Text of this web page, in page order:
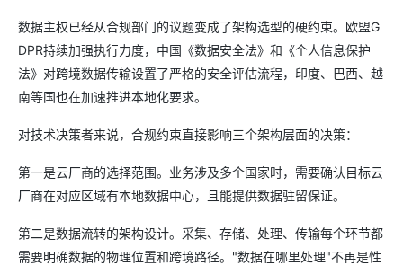
数据主权已经从合规部门的议题变成了架构选型的硬约束。欧盟G
DPR持续加强执行力度，中国《数据安全法》和《个人信息保护
法》对跨境数据传输设置了严格的安全评估流程，印度、巴西、越
南等国也在加速推进本地化要求。
对技术决策者来说，合规约束直接影响三个架构层面的决策：
第一是云厂商的选择范围。业务涉及多个国家时，需要确认目标云
厂商在对应区域有本地数据中心，且能提供数据驻留保证。
第二是数据流转的架构设计。采集、存储、处理、传输每个环节都
需要明确数据的物理位置和跨境路径。"数据在哪里处理"不再是性